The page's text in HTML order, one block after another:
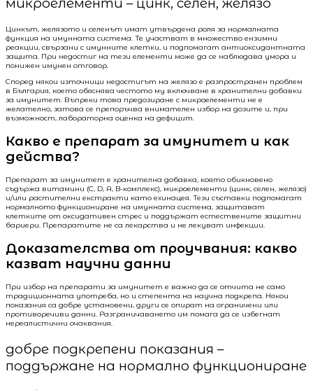
Цинкът, желязото и селенът имат утвърдена роля за нормалната
функция на имунната система. Те участват в множество ензимни
реакции, свързани с имунните клетки, и подпомагат антиоксидантната
защита. При недостиг на тези елементи може да се наблюдава умора и
понижен имунен отговор.
Според някои източници недостигът на желязо е разпространен проблем
в България, което обяснява честото му включване в хранителни добавки
за имунитет. Въпреки това предозиране с микроелементи не е
желателно, затова се препоръчва внимателен избор на дозите и, при
възможност, лабораторна оценка на дефицит.
Какво е препарат за имунитет и как
действа?
Препарат за имунитет е хранителна добавка, която обикновено
съдържа витамини (C, D, A, B-комплекс), микроелементи (цинк, селен, желязо)
и/или растителни екстракти като ехинацея. Тези съставки подпомагат
нормалното функциониране на имунната система, защитават
клетките от оксидативен стрес и поддържат естествените защитни
бариери. Препаратите не са лекарства и не лекуват инфекции.
Доказателства от проучвания: какво
казват научни данни
При избор на препарати за имунитет е важно да се отчита не само
традиционната употреба, но и степента на научна подкрепа. Някои
показания са добре установени, други се опират на ограничени или
противоречиви данни. Разграничаването им помага да се избегнат
нереалистични очаквания.
добре подкрепени показания –
поддържане на нормално функциониране